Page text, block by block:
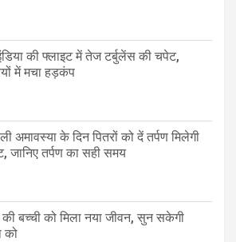
की फ्लाइट में तेज टर्बुलेंस की चपेट,
में मचा हड़कंप
अमावस्या के दिन पितरों को दें तर्पण मिलेगी
जानिए तर्पण का सही समय
बच्ची को मिला नया जीवन, सुन सकेगी
को